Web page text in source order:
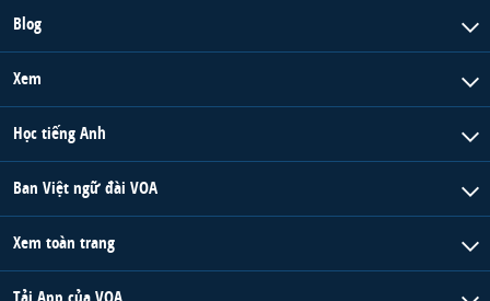
Blog
Xem
Học tiếng Anh
Ban Việt ngữ đài VOA
Xem toàn trang